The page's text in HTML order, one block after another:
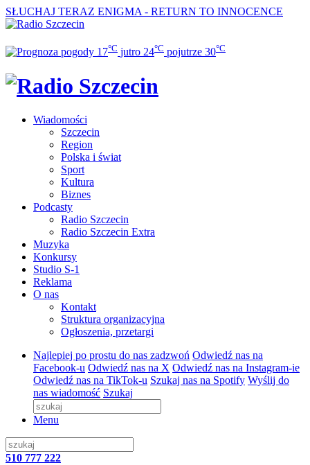
SŁUCHAJ TERAZ ENIGMA - RETURN TO INNOCENCE
17°C jutro 24°C pojutrze 30°C
Wiadomości
Szczecin
Region
Polska i świat
Sport
Kultura
Biznes
Podcasty
Radio Szczecin
Radio Szczecin Extra
Muzyka
Konkursy
Studio S-1
Reklama
O nas
Kontakt
Struktura organizacyjna
Ogłoszenia, przetargi
Najlepiej po prostu do nas zadzwoń Odwiedź nas na
Facebook-u Odwiedź nas na X Odwiedź nas na Instagram-ie
Odwiedź nas na TikTok-u Szukaj nas na Spotify Wyślij do
nas wiadomość Szukaj
Menu
510 777 222